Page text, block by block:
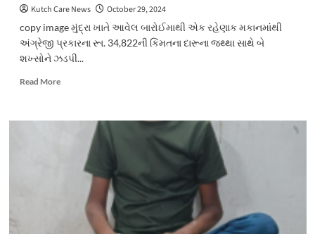
Kutch Care News
October 29, 2024
copy image મુંદ્રા ખાતે આવેલ બારોઈમાથી એક રહેણાક મકાનમાંથી
અંગ્રેજી પ્રકારના રૂા. 34,822ની કિંમતના દારૂના જથ્થા સાથે બે
શખ્સોને ઝડપી...
Read MoreRead
મુંદ્રાના
મકાનમાથી
હજારના